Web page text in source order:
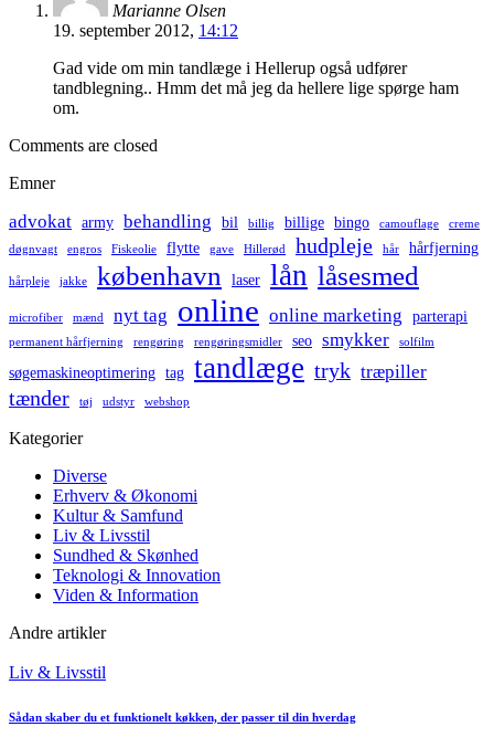
Marianne Olsen
19. september 2012, 14:12
Gad vide om min tandlæge i Hellerup også udfører
tandblegning.. Hmm det må jeg da hellere lige spørge ham
om.
Comments are closed
Emner
advokat army behandling bil billig billige bingo camouflage creme
døgnvagt engros Fiskeolie flytte gave Hillerød hudpleje hår hårfjerning
hårpleje jakke københavn laser lån låsesmed
microfiber mænd nyt tag online online marketing parterapi
permanent hårfjerning rengøring rengøringsmidler seo smykker solfilm
søgemaskineoptimering tag tandlæge tryk træpiller
tænder tøj udstyr webshop
Kategorier
Diverse
Erhverv & Økonomi
Kultur & Samfund
Liv & Livsstil
Sundhed & Skønhed
Teknologi & Innovation
Viden & Information
Andre artikler
Posted
Liv & Livsstil
Sådan skaber du et funktionelt køkken, der passer til din hverdag